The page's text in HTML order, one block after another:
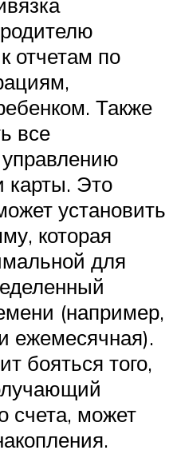
отчетам по
Также
все
карты. Это
установить
которая
для
(например,
ежемесячная).
бояться того,
счета, может